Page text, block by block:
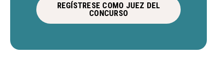
REGÍSTRESE COMO JUEZ DEL
CONCURSO